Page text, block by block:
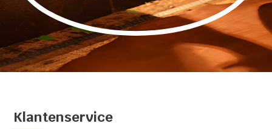
Klantenservice